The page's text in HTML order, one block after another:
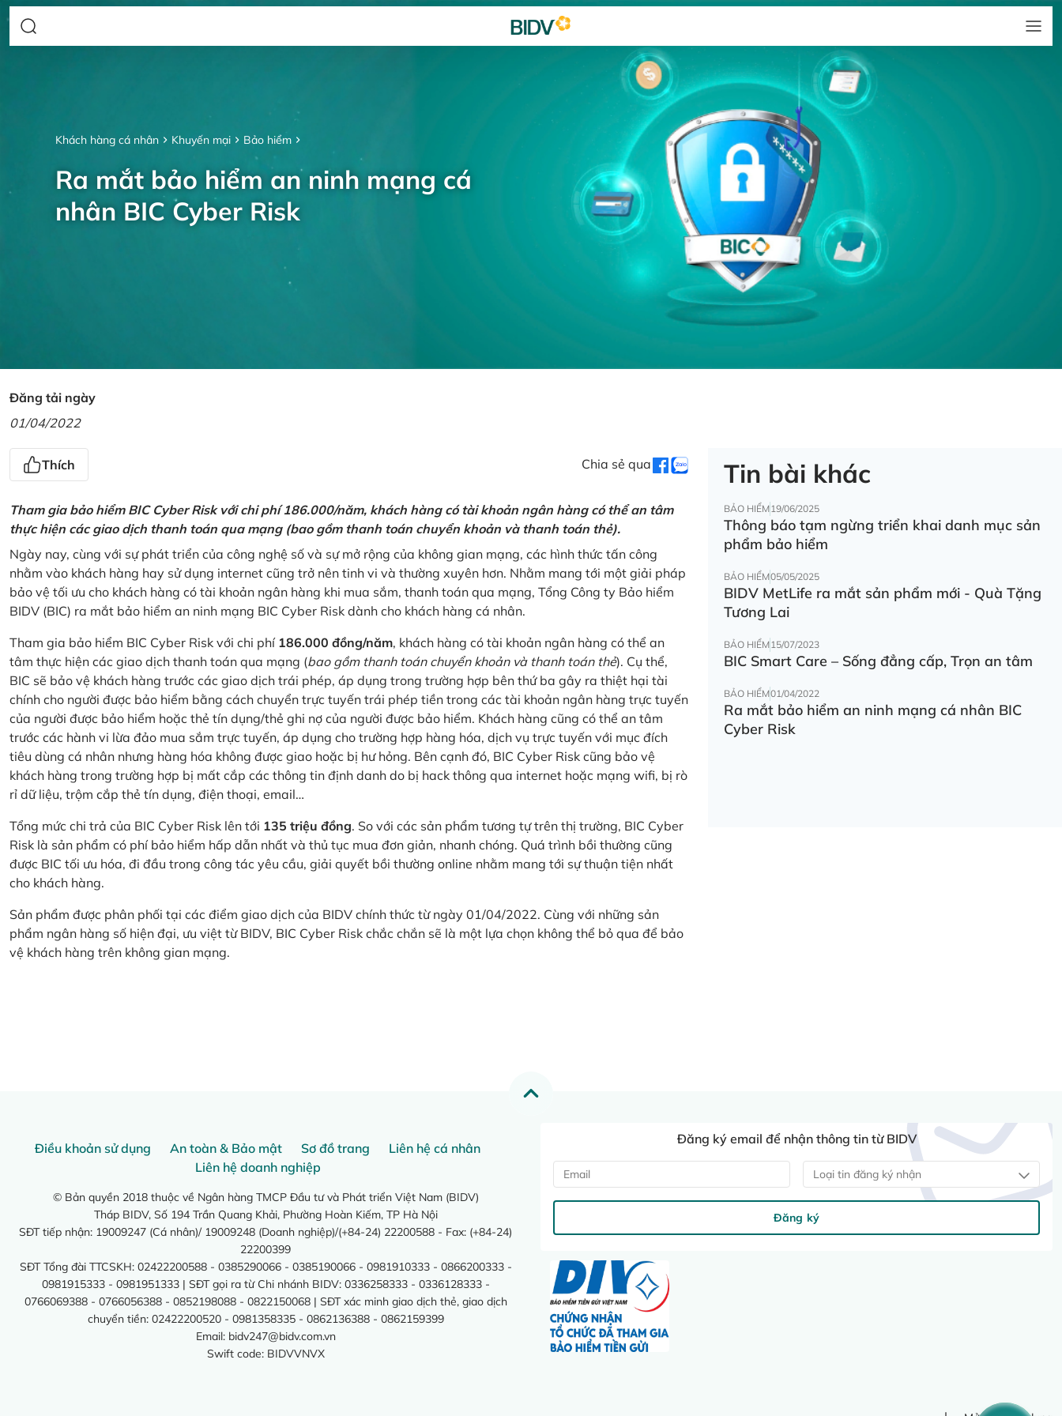
Khách hàng cá nhân Khuyến mại Bảo hiểm
Ra mắt bảo hiểm an ninh mạng cá
nhân BIC Cyber Risk
Đăng tải ngày
01/04/2022
Thích Chia sẻ qua
Tham gia bảo hiểm BIC Cyber Risk với chi phí 186.000/năm, khách hàng có tài khoản ngân hàng có thể an tâm
thực hiện các giao dịch thanh toán qua mạng (bao gồm thanh toán chuyển khoản và thanh toán thẻ).
Ngày nay, cùng với sự phát triển của công nghệ số và sự mở rộng của không gian mạng, các hình thức tấn công
nhằm vào khách hàng hay sử dụng internet cũng trở nên tinh vi và thường xuyên hơn. Nhằm mang tới một giải pháp
bảo vệ tối ưu cho khách hàng có tài khoản ngân hàng khi mua sắm, thanh toán qua mạng, Tổng Công ty Bảo hiểm
BIDV (BIC) ra mắt bảo hiểm an ninh mạng BIC Cyber Risk dành cho khách hàng cá nhân.
Tham gia bảo hiểm BIC Cyber Risk với chi phí 186.000 đồng/năm, khách hàng có tài khoản ngân hàng có thể an
tâm thực hiện các giao dịch thanh toán qua mạng (bao gồm thanh toán chuyển khoản và thanh toán thẻ). Cụ thể,
BIC sẽ bảo vệ khách hàng trước các giao dịch trái phép, áp dụng trong trường hợp bên thứ ba gây ra thiệt hại tài
chính cho người được bảo hiểm bằng cách chuyển trực tuyến trái phép tiền trong các tài khoản ngân hàng trực tuyến
của người được bảo hiểm hoặc thẻ tín dụng/thẻ ghi nợ của người được bảo hiểm. Khách hàng cũng có thể an tâm
trước các hành vi lừa đảo mua sắm trực tuyến, áp dụng cho trường hợp hàng hóa, dịch vụ trực tuyến với mục đích
tiêu dùng cá nhân nhưng hàng hóa không được giao hoặc bị hư hỏng. Bên cạnh đó, BIC Cyber Risk cũng bảo vệ
khách hàng trong trường hợp bị mất cắp các thông tin định danh do bị hack thông qua internet hoặc mạng wifi, bị rò
rỉ dữ liệu, trộm cắp thẻ tín dụng, điện thoại, email…
Tổng mức chi trả của BIC Cyber Risk lên tới 135 triệu đồng. So với các sản phẩm tương tự trên thị trường, BIC Cyber
Risk là sản phẩm có phí bảo hiểm hấp dẫn nhất và thủ tục mua đơn giản, nhanh chóng. Quá trình bồi thường cũng
được BIC tối ưu hóa, đi đầu trong công tác yêu cầu, giải quyết bồi thường online nhằm mang tới sự thuận tiện nhất
cho khách hàng.
Sản phẩm được phân phối tại các điểm giao dịch của BIDV chính thức từ ngày 01/04/2022. Cùng với những sản
phẩm ngân hàng số hiện đại, ưu việt từ BIDV, BIC Cyber Risk chắc chắn sẽ là một lựa chọn không thể bỏ qua để bảo
vệ khách hàng trên không gian mạng.
Tin bài khác
BẢO HIỂM19/06/2025
Thông báo tạm ngừng triển khai danh mục sản
phẩm bảo hiểm
BẢO HIỂM05/05/2025
BIDV MetLife ra mắt sản phẩm mới - Quà Tặng
Tương Lai
BẢO HIỂM15/07/2023
BIC Smart Care – Sống đẳng cấp, Trọn an tâm
BẢO HIỂM01/04/2022
Ra mắt bảo hiểm an ninh mạng cá nhân BIC
Cyber Risk
Điều khoản sử dụng An toàn & Bảo mật Sơ đồ trang
Liên hệ cá nhân
Liên hệ doanh nghiệp
© Bản quyền 2018 thuộc về Ngân hàng TMCP Đầu tư và Phát triển Việt Nam (BIDV)
Tháp BIDV, Số 194 Trần Quang Khải, Phường Hoàn Kiếm, TP Hà Nội
SĐT tiếp nhận: 19009247 (Cá nhân)/ 19009248 (Doanh nghiệp)/(+84-24) 22200588 - Fax: (+84-24)
22200399
SĐT Tổng đài TTCSKH: 02422200588 - 0385290066 - 0385190066 - 0981910333 - 0866200333 -
0981915333 - 0981951333 | SĐT gọi ra từ Chi nhánh BIDV: 0336258333 - 0336128333 -
0766069388 - 0766056388 - 0852198088 - 0822150068 | SĐT xác minh giao dịch thẻ, giao dịch
chuyển tiền: 02422200520 - 0981358335 - 0862136388 - 0862159399
Email: bidv247@bidv.com.vn
Swift code: BIDVVNVX
Đăng ký email để nhận thông tin từ BIDV
Loại tin đăng ký nhận
Đăng ký